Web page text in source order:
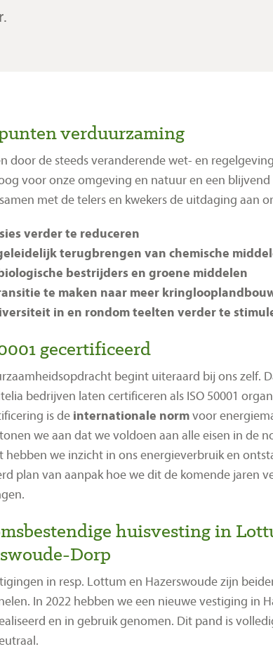
verduurzaming
door de steeds veranderende wet- en
voor onze omgeving en natuur en een blijvend
met de telers en kwekers de uitdaging aan
verder te reduceren
terugbrengen van chemische
bestrijders en groene middelen
te maken naar meer
in en rondom teelten verder te
gecertificeerd
begint uiteraard bij ons zelf.
bedrijven laten certificeren als ISO 50001
isde internationale normvoor
we aan dat we voldoen aan alle eisen in de
hebben we inzicht in ons energieverbruik en
plan van aanpak hoe we dit de komende jaren
huisvesting in
Dorp
in resp. Lottum en Hazerswoude zijn
In 2022 hebben we een nieuwe vestiging in
en in gebruik genomen. Dit pand is